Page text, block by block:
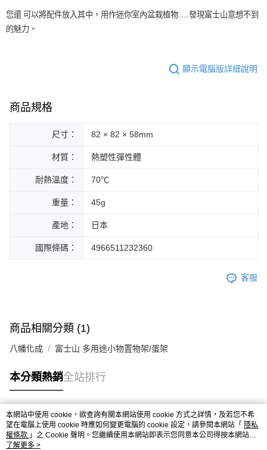
您還 可以將配件放入其中，用作迷你室內盆栽植物......發現富士山意想不到
的魅力。
顯示電腦版詳細說明
商品規格
尺寸： 82 × 82 × 58mm
材質： 熱塑性彈性體
耐熱溫度： 70℃
重量： 45g
產地： 日本
國際條碼： 4966511232360
客服
商品相關分類 (1)
八幡化成 富士山 多用途小物置物架/蛋架
本分類熱銷全站排行
熱門標籤
本網站中使用 cookie，欲查詢有關本網站使用 cookie 方式之詳情，及若您不希
望在電腦上使用 cookie 時應如何變更電腦的 cookie 設定，請參閱本網站「 隱私
權條款 」之 Cookie 聲明。您繼續使用本網站即表示您同意本公司得按本網站使
用條款之 Cookie 聲明使用 cookie。
了解更多 >